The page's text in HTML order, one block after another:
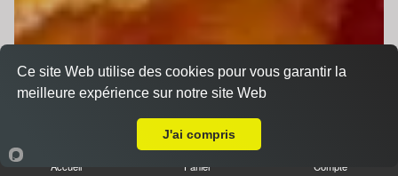
Accueil Panier Compte
Ce site Web utilise des cookies pour vous garantir la
meilleure expérience sur notre site Web
J'ai compris